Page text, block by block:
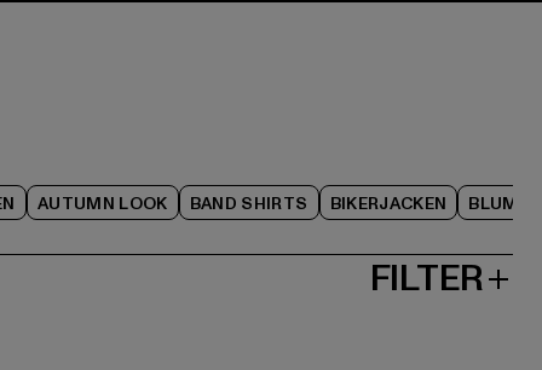
AUTUMN LOOK BAND SHIRTS BIKERJACKEN
FILTER